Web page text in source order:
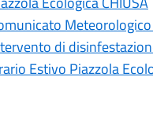
di
Estivo Piazzola